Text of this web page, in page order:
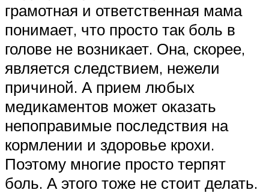
грамотная и ответственная мама
понимает, что просто так боль в
голове не возникает. Она, скорее,
является следствием, нежели
причиной. А прием любых
медикаментов может оказать
непоправимые последствия на
кормлении и здоровье крохи.
Поэтому многие просто терпят
боль. А этого тоже не стоит делать.